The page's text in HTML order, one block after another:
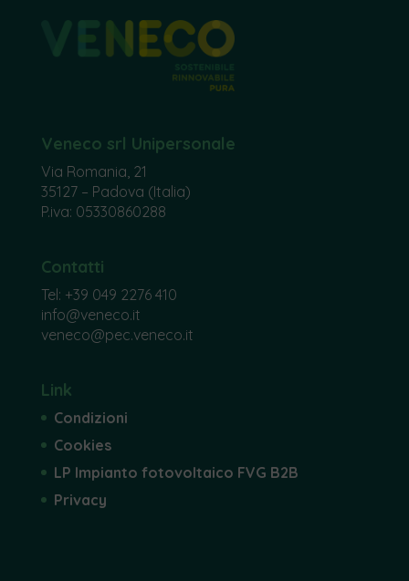
Veneco srl Unipersonale
Via Romania, 21
35127 – Padova (Italia)
P.iva: 05330860288
Contatti
Tel: +39 049 2276 410
info@veneco.it
veneco@pec.veneco.it
Link
Condizioni
Cookies
LP Impianto fotovoltaico FVG B2B
Privacy